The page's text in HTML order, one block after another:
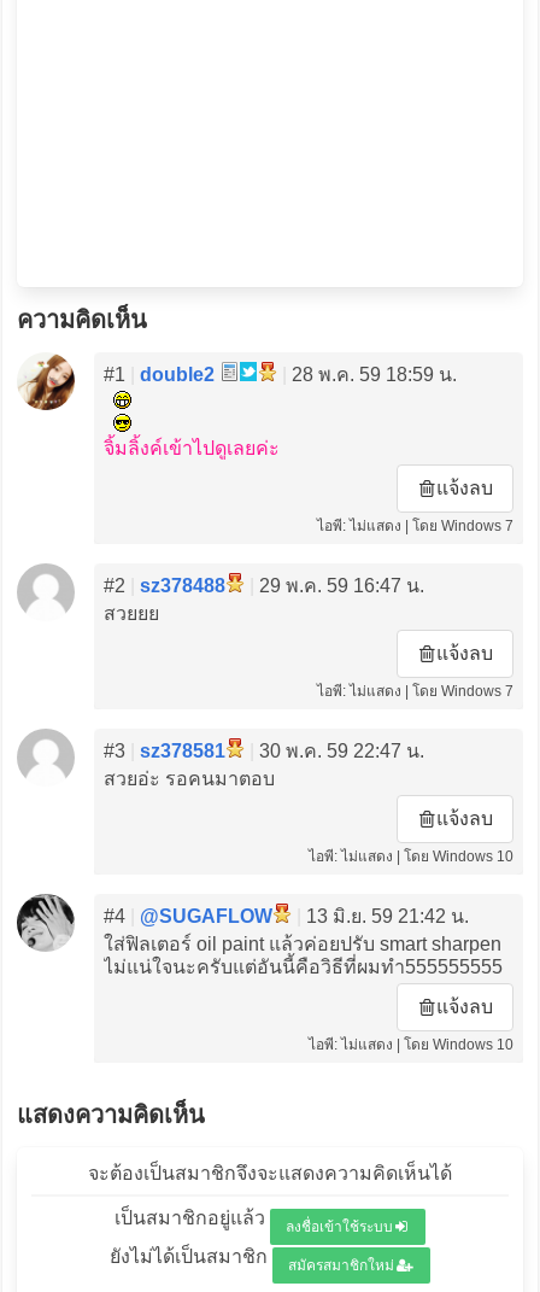
ความคิดเห็น
#1 double2 28 พ.ค. 59 18:59 น.
จิ้มลิ้งค์เข้าไปดูเลยค่ะ
แจ้งลบ
ไอพี: ไม่แสดง | โดย Windows 7
#2 sz378488
29 พ.ค. 59 16:47 น.
สวยยย
แจ้งลบ
ไอพี: ไม่แสดง | โดย Windows 7
#3 sz378581
30 พ.ค. 59 22:47 น.
สวยอ่ะ รอคนมาตอบ
แจ้งลบ
ไอพี: ไม่แสดง | โดย Windows 10
#4 @SUGAFLOW
13 มิ.ย. 59 21:42 น.
ใส่ฟิลเตอร์ oil paint แล้วค่อยปรับ smart sharpen
ไม่แน่ใจนะครับแต่อันนี้คือวิธีที่ผมทำ555555555
แจ้งลบ
ไอพี: ไม่แสดง | โดย Windows 10
แสดงความคิดเห็น
จะต้องเป็นสมาชิกจึงจะแสดงความคิดเห็นได้
เป็นสมาชิกอยู่แล้ว ลงชื่อเข้าใช้ระบบ
ยังไม่ได้เป็นสมาชิก สมัครสมาชิกใหม่